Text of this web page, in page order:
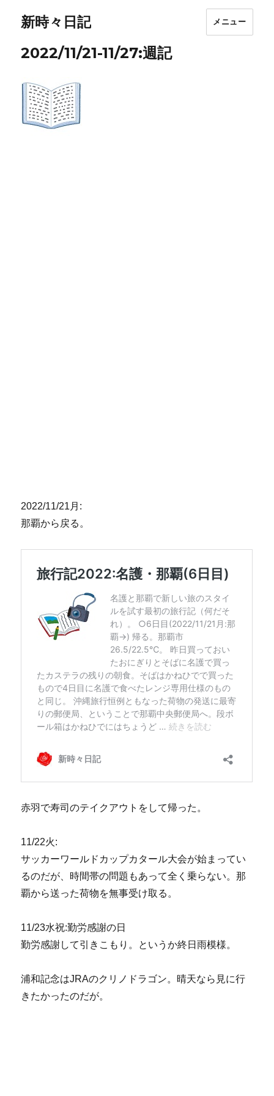
新時々日記 メニュー
2022/11/21-11/27:週記
2022/11/21月:
那覇から戻る。
赤羽で寿司のテイクアウトをして帰った。
11/22火:
サッカーワールドカップカタール大会が始まってい
るのだが、時間帯の問題もあって全く乗らない。那
覇から送った荷物を無事受け取る。
11/23水祝:勤労感謝の日
勤労感謝して引きこもり。というか終日雨模様。
浦和記念はJRAのクリノドラゴン。晴天なら見に行
きたかったのだが。